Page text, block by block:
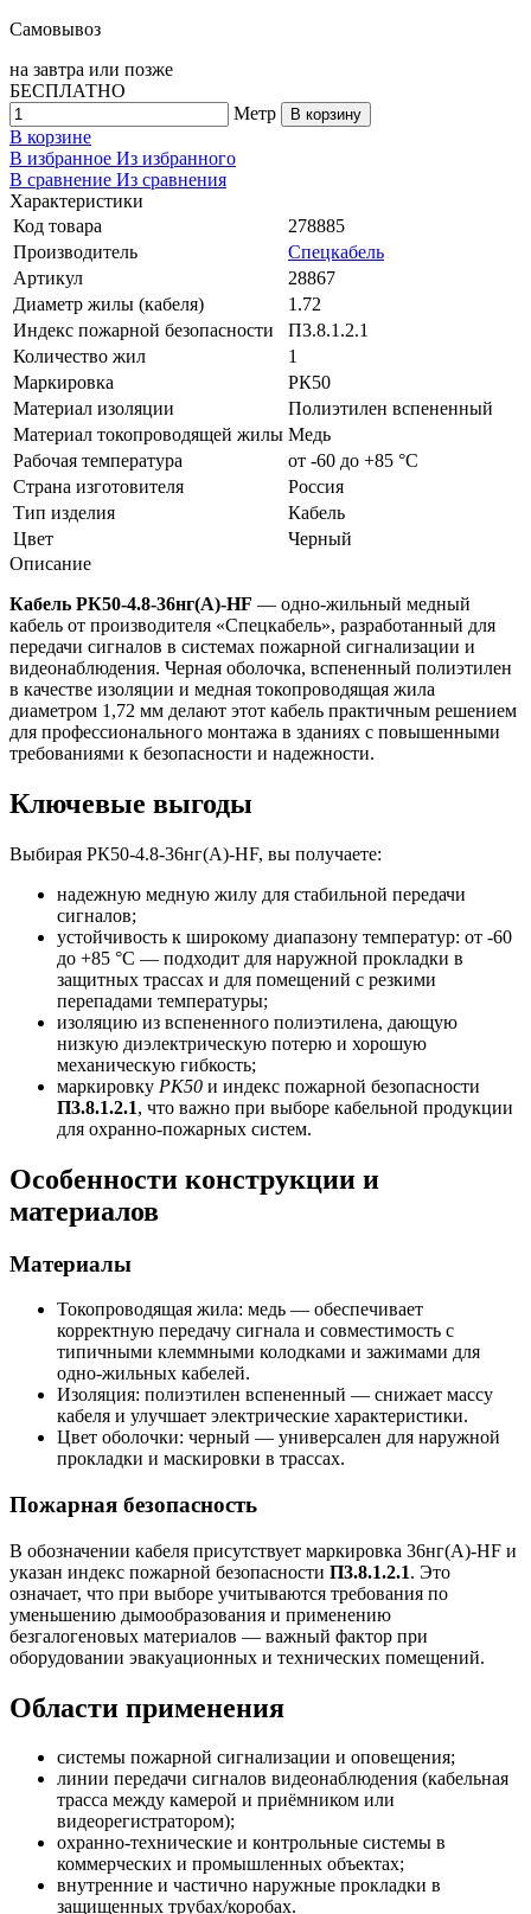
Самовывоз
на завтра или позже
БЕСПЛАТНО
Метр
В корзину
В корзине
В избранное Из избранного
В сравнение Из сравнения
Характеристики
Код товара
278885
Производитель
Спецкабель
Артикул
28867
Диаметр жилы (кабеля)
1.72
Индекс пожарной безопасности
П3.8.1.2.1
Количество жил
1
Маркировка
РК50
Материал изоляции
Полиэтилен вспененный
Материал токопроводящей жилы Медь
Рабочая температура
от -60 до +85 °C
Страна изготовителя
Россия
Тип изделия
Кабель
Цвет
Черный
Описание
Кабель РК50-4.8-36нг(A)-HF — одно-жильный медный
кабель от производителя «Спецкабель», разработанный для
передачи сигналов в системах пожарной сигнализации и
видеонаблюдения. Черная оболочка, вспененный полиэтилен
в качестве изоляции и медная токопроводящая жила
диаметром 1,72 мм делают этот кабель практичным решением
для профессионального монтажа в зданиях с повышенными
требованиями к безопасности и надежности.
Ключевые выгоды
Выбирая РК50-4.8-36нг(A)-HF, вы получаете:
надежную медную жилу для стабильной передачи
сигналов;
устойчивость к широкому диапазону температур: от -60
до +85 °C — подходит для наружной прокладки в
защитных трассах и для помещений с резкими
перепадами температуры;
изоляцию из вспененного полиэтилена, дающую
низкую диэлектрическую потерю и хорошую
механическую гибкость;
маркировку РК50 и индекс пожарной безопасности
П3.8.1.2.1, что важно при выборе кабельной продукции
для охранно-пожарных систем.
Особенности конструкции и
материалов
Материалы
Токопроводящая жила: медь — обеспечивает
корректную передачу сигнала и совместимость с
типичными клеммными колодками и зажимами для
одно-жильных кабелей.
Изоляция: полиэтилен вспененный — снижает массу
кабеля и улучшает электрические характеристики.
Цвет оболочки: черный — универсален для наружной
прокладки и маскировки в трассах.
Пожарная безопасность
В обозначении кабеля присутствует маркировка 36нг(A)-HF и
указан индекс пожарной безопасности П3.8.1.2.1. Это
означает, что при выборе учитываются требования по
уменьшению дымообразования и применению
безгалогеновых материалов — важный фактор при
оборудовании эвакуационных и технических помещений.
Области применения
системы пожарной сигнализации и оповещения;
линии передачи сигналов видеонаблюдения (кабельная
трасса между камерой и приёмником или
видеорегистратором);
охранно-технические и контрольные системы в
коммерческих и промышленных объектах;
внутренние и частично наружные прокладки в
защищенных трубах/коробах.